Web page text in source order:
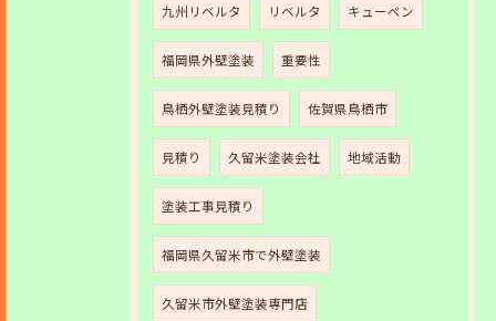
九州リベルタ リベルタ キューペン
福岡県外壁塗装 重要性
鳥栖外壁塗装見積り 佐賀県鳥栖市
見積り 久留米塗装会社 地域活動
塗装工事見積り
福岡県久留米市で外壁塗装
久留米市外壁塗装専門店